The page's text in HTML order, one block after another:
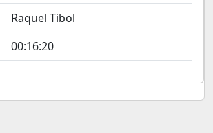
Raquel Tibol
00:16:20